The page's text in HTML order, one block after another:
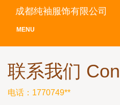
成都纯袖服饰有限公司
MENU
联系我们
电话：1770749**